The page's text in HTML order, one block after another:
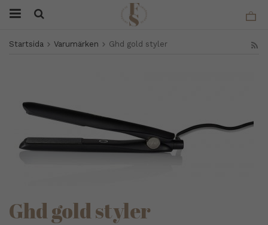
Startsida Varumärken Ghd gold styler
Ghd gold styler